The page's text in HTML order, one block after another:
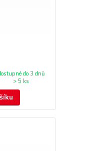
do 3 dnů
> 5 ks